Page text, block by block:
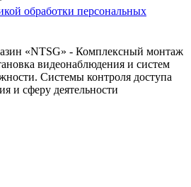
обработки персональных
«NTSG» - Комплексный монтаж
видеонаблюдения и систем
Системы контроля доступа
и сферу деятельности